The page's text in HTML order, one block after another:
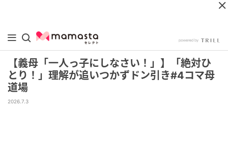
【義母「一人っ子にしなさい！」】「絶対ひ
とり！」理解が追いつかずドン引き#4コマ母
道場
2026.7.3